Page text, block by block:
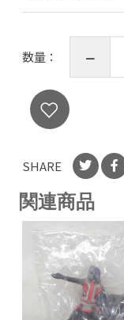
数量：
SHARE
関連商品